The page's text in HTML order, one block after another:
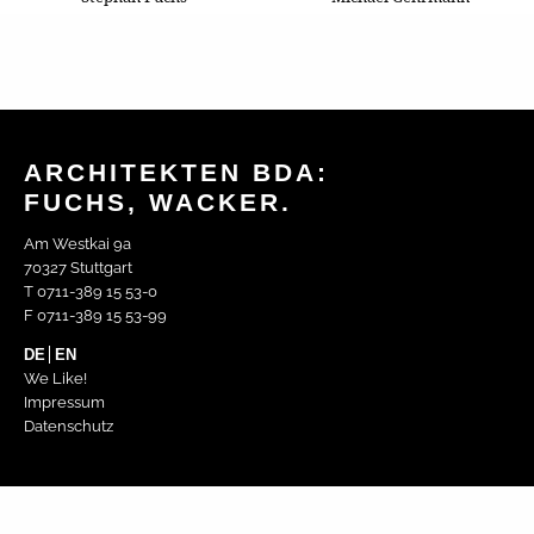
ARCHITEKTEN BDA:
FUCHS, WACKER.
Am Westkai 9a
70327 Stuttgart
T 0711-389 15 53-0
F 0711-389 15 53-99
DE
EN
We Like!
Impressum
Datenschutz